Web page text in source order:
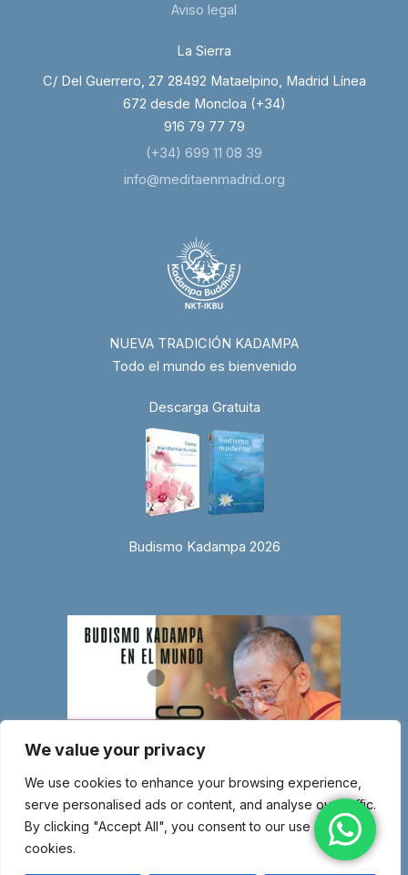
We value your privacy
We use cookies to enhance your browsing experience,
serve personalised ads or content, and analyse our traffic.
By clicking "Accept All", you consent to our use of
cookies.
Aviso legal
La Sierra
C/ Del Guerrero, 27 28492 Mataelpino, Madrid Línea
672 desde Moncloa (+34)
916 79 77 79
(+34) 699 11 08 39
info@meditaenmadrid.org
NUEVA TRADICIÓN KADAMPA
Todo el mundo es bienvenido
Descarga Gratuita
Budismo Kadampa 2026
© Copyright 2026 Entidad religiosa inscrita en el Ministerio de Justicia